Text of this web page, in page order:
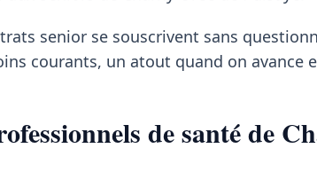
senior se souscrivent sans
courants, un atout quand on avance
de santé de